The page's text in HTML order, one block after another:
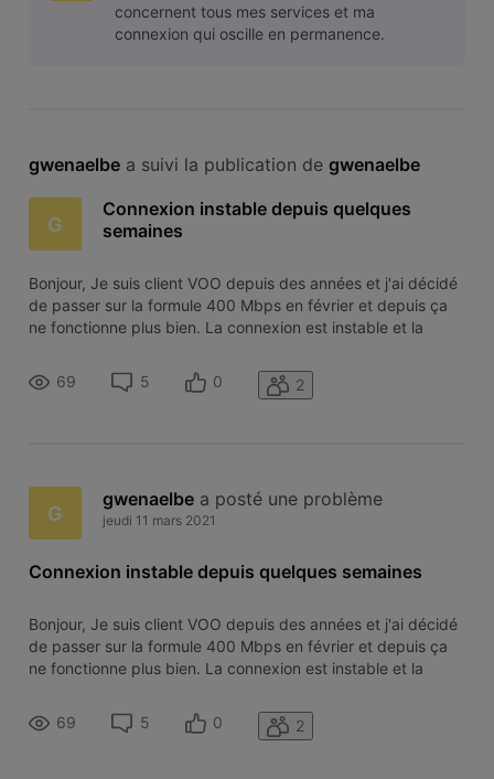
concernent tous mes services et ma
connexion qui oscille en permanence.
gwenaelbe a suivi la publication de gwenaelbe
G
Connexion instable depuis quelques
semaines
Bonjour, Je suis client VOO depuis des années et j'ai décidé
de passer sur la formule 400 Mbps en février et depuis ça
ne fonctionne plus bien. La connexion est instable et la
téléchargement passe de 150MBps à 5Mbps en
permanence, ce qui est très étrange,
69 5 0 2
G
gwenaelbe a posté une problème
jeudi 11 mars 2021
Connexion instable depuis quelques semaines
Bonjour, Je suis client VOO depuis des années et j'ai décidé
de passer sur la formule 400 Mbps en février et depuis ça
ne fonctionne plus bien. La connexion est instable et la
téléchargement passe de 150MBps à 5Mbps en
permanence, ce qui est très étrange,
69 5 0 2